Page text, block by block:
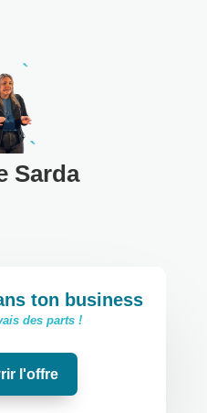
Sarda
ton business
des parts !
l'offre